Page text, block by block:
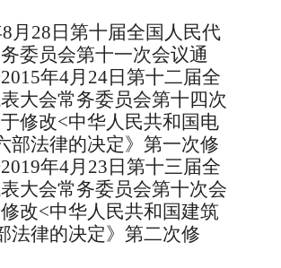
8月 28 日第十届全国人民代
委员会第十一次会议通
2015年4月 24日第十二届全
大会常务委员会第十四次
修改<中华人民共和国电
部法律的决定》第一次修
2019年4月 23 日第十三届全
大会常务委员会第十次会
改<中华人民共和国建筑
法律的决定》第二次修